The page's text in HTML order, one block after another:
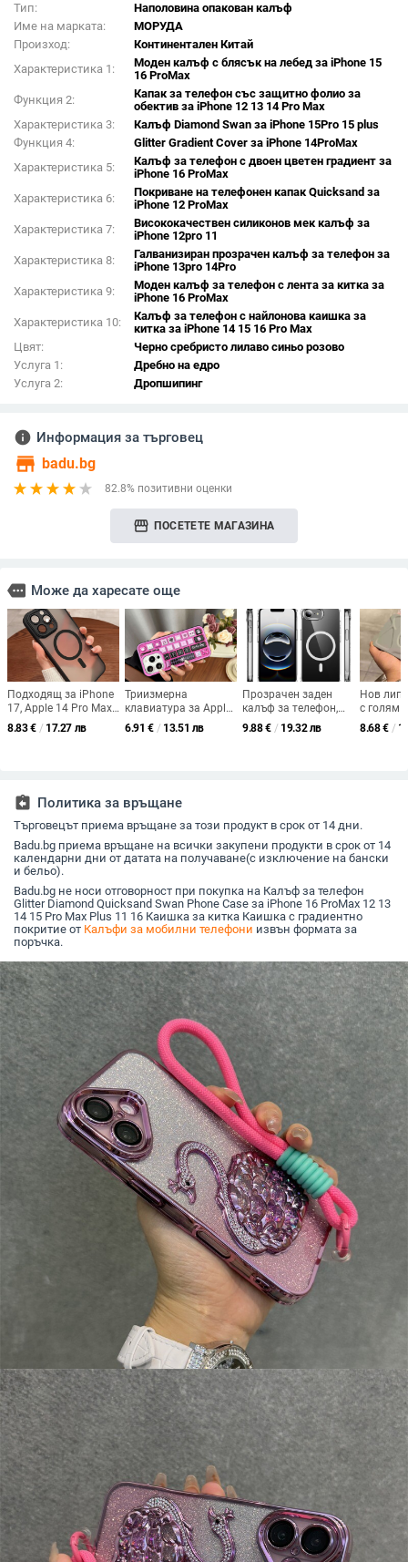
Тип:
Наполовина опакован калъф
Име на марката:
МОРУДА
Произход:
Континентален Китай
Характеристика 1:
Моден калъф с блясък на лебед за iPhone 15
16 ProMax
Функция 2:
Капак за телефон със защитно фолио за
обектив за iPhone 12 13 14 Pro Max
Характеристика 3:
Калъф Diamond Swan за iPhone 15Pro 15 plus
Функция 4:
Glitter Gradient Cover за iPhone 14ProMax
Характеристика 5:
Калъф за телефон с двоен цветен градиент за
iPhone 16 ProMax
Характеристика 6:
Покриване на телефонен капак Quicksand за
iPhone 12 ProMax
Характеристика 7:
Висококачествен силиконов мек калъф за
iPhone 12pro 11
Характеристика 8:
Галванизиран прозрачен калъф за телефон за
iPhone 13pro 14Pro
Характеристика 9:
Моден калъф за телефон с лента за китка за
iPhone 16 ProMax
Характеристика 10:
Калъф за телефон с найлонова каишка за
китка за iPhone 14 15 16 Pro Max
Цвят:
Черно сребристо лилаво синьо розово
Услуга 1:
Дребно на едро
Услуга 2:
Дропшипинг
info Информация за търговец
store badu.bg
82.8% позитивни оценки
storefront ПОСЕТЕТЕ МАГАЗИНА
more Може да харесате още
Подходящ за iPhone
17, Apple 14 Pro Max,
магнитен, прозрачен,
матиран, защитен
8.83€ / 17.27 лв
Триизмерна
клавиатура за Apple
16Pro калъф за
мобилен телефон с
6.91 € / 13.51 лв
Прозрачен заден
калъф за телефон,
TPU+PC, против
изпускане,
9.88€ / 19.32 лв
Нов
с голям
iPhone
калъф
8.68€ /
assignment_return Политика за връщане
Търговецът приема връщане за този продукт в срок от 14 дни.
Badu.bg приема връщане на всички закупени продукти в срок от 14
календарни дни от датата на получаване(с изключение на бански
и бельо).
Badu.bg не носи отговорност при покупка на Калъф за телефон
Glitter Diamond Quicksand Swan Phone Case за iPhone 16 ProMax 12 13
14 15 Pro Max Plus 11 16 Каишка за китка Каишка с градиентно
покритие от Калъфи за мобилни телефони извън формата за
поръчка.